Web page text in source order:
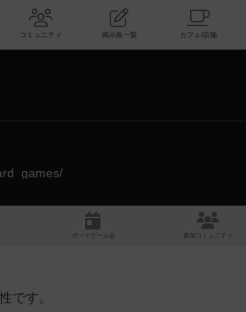
ドゲーム会 コミュニティ 掲示板一覧
ボ ドゲ ーム コミュニティ
です。